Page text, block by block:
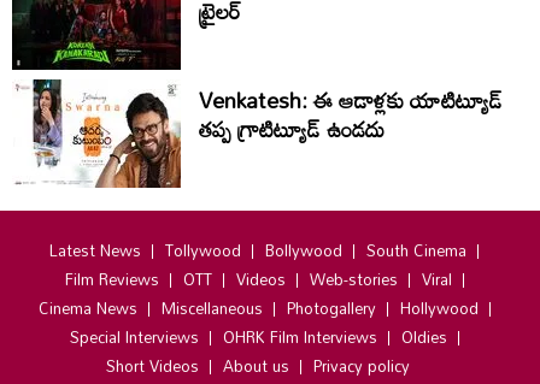
ట్రైలర్
Venkatesh: ఈ ఆడాళ్లకు యాటిట్యూడ్
తప్ప గ్రాటిట్యూడ్ ఉండదు
Latest News Tollywood Bollywood
South Cinema
Film Reviews
OTT Videos Web-stories
Viral
Cinema News
Miscellaneous Photogallery
Hollywood
Special Interviews
OHRK Film Interviews
Oldies
Short Videos
About us Privacy policy